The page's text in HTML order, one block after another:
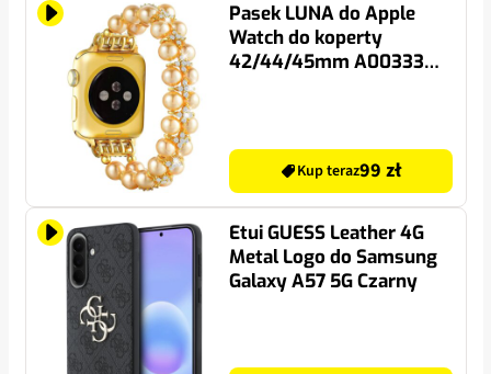
Pasek LUNA do Apple
Watch do koperty
42/44/45mm A00333
Kup teraz99 zł
Etui GUESS Leather 4G
Metal Logo do Samsung
Galaxy A57 5G Czarny